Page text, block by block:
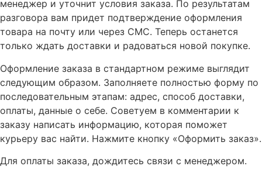
менеджер и уточнит условия заказа. По результатам
разговора вам придет подтверждение оформления
товара на почту или через СМС. Теперь останется
только ждать доставки и радоваться новой покупке.
Оформление заказа в стандартном режиме выглядит
следующим образом. Заполняете полностью форму по
последовательным этапам: адрес, способ доставки,
оплаты, данные о себе. Советуем в комментарии к
заказу написать информацию, которая поможет
курьеру вас найти. Нажмите кнопку «Оформить заказ».
Для оплаты заказа, дождитесь связи с менеджером.